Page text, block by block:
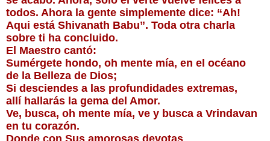
todos. Ahora la gente simplemente dice: “Ah!
Aqui está Shivanath Babu”. Toda otra charla
sobre ti ha concluido.
El Maestro cantó:
Sumérgete hondo, oh mente mía, en el océano
de la Belleza de Dios;
Si desciendes a las profundidades extremas,
allí hallarás la gema del Amor.
Ve, busca, oh mente mía, ve y busca a Vrindavan
en tu corazón.
Donde con Sus amorosas devotas